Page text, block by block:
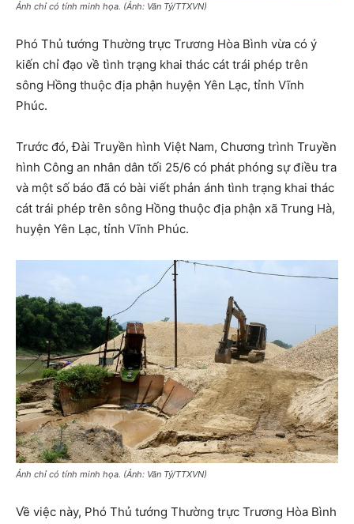
Ảnh chỉ có tính minh họa. (Ảnh: Văn Tý/TTXVN)
Phó Thủ tướng Thường trực Trương Hòa Bình vừa có ý
kiến chỉ đạo về tình trạng khai thác cát trái phép trên
sông Hồng thuộc địa phận huyện Yên Lạc, tỉnh Vĩnh
Phúc.
Trước đó, Đài Truyền hình Việt Nam, Chương trình Truyền
hình Công an nhân dân tối 25/6 có phát phóng sự điều tra
và một số báo đã có bài viết phản ánh tình trạng khai thác
cát trái phép trên sông Hồng thuộc địa phận xã Trung Hà,
huyện Yên Lạc, tỉnh Vĩnh Phúc.
Ảnh chỉ có tính minh họa. (Ảnh: Văn Tý/TTXVN)
Về việc này, Phó Thủ tướng Thường trực Trương Hòa Bình